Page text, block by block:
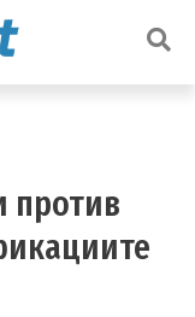
против